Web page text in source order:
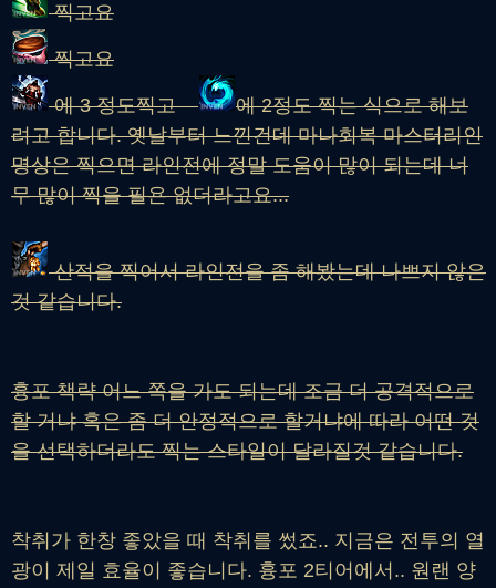
찍고요
찍고요
에 3 정도찍고
에 2정도 찍는 식으로 해보
려고 합니다. 옛날부터 느낀건데 마나회복 마스터리인
명상은 찍으면 라인전에 정말 도움이 많이 되는데 너
무 많이 찍을 필욘 없더라고요...
산적을 찍어서 라인전을 좀 해봤는데 나쁘지 않은
것 같습니다.
흉포 책략 어느 쪽을 가도 되는데 조금 더 공격적으로
할 거냐 혹은 좀 더 안정적으로 할거냐에 따라 어떤 것
을 선택하더라도 찍는 스타일이 달라질것 같습니다.
착취가 한창 좋았을 때 착취를 썼죠.. 지금은 전투의 열
광이 제일 효율이 좋습니다. 흉포 2티어에서.. 원랜 양